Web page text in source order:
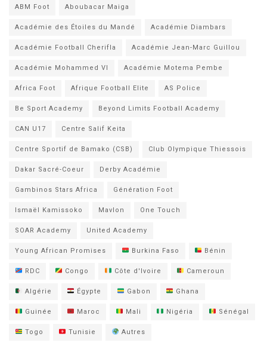
ABM Foot Aboubacar Maiga
Académie des Étoiles du Mandé Académie Diambars
Académie Football Cherifla Académie Jean-Marc Guillou
Académie Mohammed VI Académie Motema Pembe
Africa Foot Afrique Football Elite AS Police
Be Sport Academy Beyond Limits Football Academy
CAN U17 Centre Salif Keita
Centre Sportif de Bamako (CSB) Club Olympique Thiessois
Dakar Sacré-Coeur Derby Académie
Gambinos Stars Africa Génération Foot
Ismaël Kamissoko Mavlon One Touch
SOAR Academy United Academy
Young African Promises Burkina Faso Bénin
RDC Congo Côte d'Ivoire Cameroun
Algérie Égypte Gabon Ghana
Guinée Maroc Mali Nigéria Sénégal
Togo Tunisie Autres